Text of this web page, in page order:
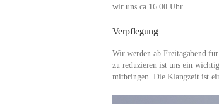
wir uns ca 16.00 Uhr.
Verpflegung
Wir werden ab Freitagabend
zu reduzieren ist uns ein
mitbringen. Die Klangzeit ist